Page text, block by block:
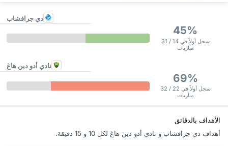
دي جرافشاب
45%
سجل أولاً في 14 / 31
مباريات
نادي أدو دين هاغ
69%
سجل أولاً في 22 / 32
مباريات
الأهداف بالدقائق
أهداف دي جرافشاب و نادي أدو دين هاغ ‏لكل 10 و 15 دقيقة.